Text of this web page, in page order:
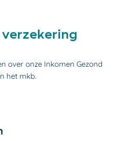
verzekering
over onze Inkomen Gezond
het mkb.